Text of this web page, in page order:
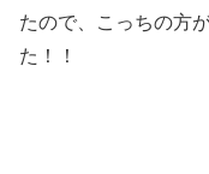
たので、こっちの方
た！！